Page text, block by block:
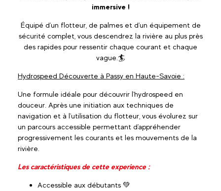
immersive !
Équipé d'un flotteur, de palmes et d'un équipement de
sécurité complet, vous descendrez la rivière au plus près
des rapides pour ressentir chaque courant et chaque
vague.🏄
Hydrospeed Découverte à Passy en Haute-Savoie :
Une formule idéale pour découvrir l'hydrospeed en
douceur. Après une initiation aux techniques de
navigation et à l'utilisation du flotteur, vous évolurez sur
un parcours accessible permettant d'appréhender
progressivement les courants et les mouvements de la
rivière.
Les caractéristiques de cette experience :
Accessible aux débutants 💚